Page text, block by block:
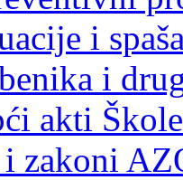
i
i
akti Škole
zakoni